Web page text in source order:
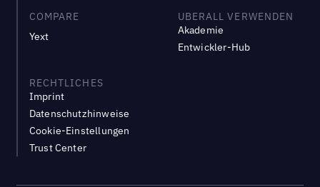
COMPARE
Yext
UBERALL VERWENDEN
Akademie
Entwickler-Hub
RECHTLICHES
Imprint
Datenschutzhinweise
Cookie-Einstellungen
Trust Center